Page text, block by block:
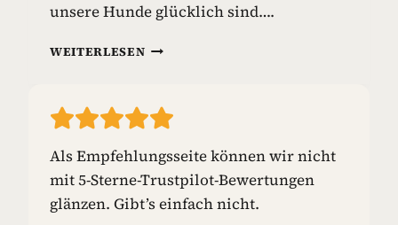
unsere Hunde glücklich sind….
WEITERLESENS
E
K
M
A
T
Als Empfehlungsseite können wir nicht
mit 5-Sterne-Trustpilot-Bewertungen
glänzen. Gibt’s einfach nicht.